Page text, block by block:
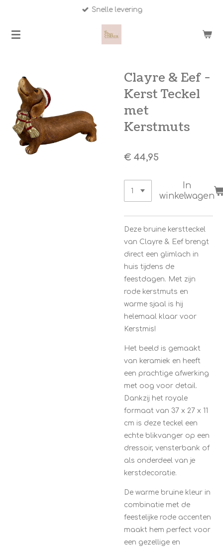
naar
Snelle levering
Clayre & Eef -
Kerst Teckel
met
Kerstmuts
€ 44,95
In
winkelwagen
Deze bruine kerstteckel
van Clayre & Eef brengt
direct een glimlach in
huis tijdens de
feestdagen. Met zijn
rode kerstmuts en
warme sjaal is hij
helemaal klaar voor
Kerstmis!
Het beeld is gemaakt
van keramiek en heeft
een prachtige afwerking
met oog voor detail.
Dankzij het royale
formaat van 37 x 27 x 11
cm is deze teckel een
echte blikvanger op een
dressoir, vensterbank of
als onderdeel van je
kerstdecoratie.
De warme bruine kleur in
combinatie met de
feestelijke rode accenten
maakt hem perfect voor
een gezellige en